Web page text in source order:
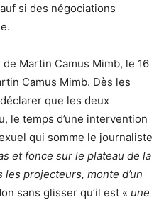
si des négociations
Martin Camus Mimb, le 16
Camus Mimb. Dès les
que les deux
le temps d’une intervention
qui somme le journaliste
et fonce sur le plateau de la
projecteurs, monte d’un
sans glisser qu’il est « une